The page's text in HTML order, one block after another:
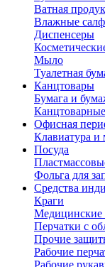
Ватная
Влажные
Диспенсеры
Мыло
Туалетная
Канцтовары
Бумага и
Офисная
Клавиатура
Посуда
Фольга для
Средства
Краги
Медицинские
Перчатки с
Прочие
Рабочие
Рабочие